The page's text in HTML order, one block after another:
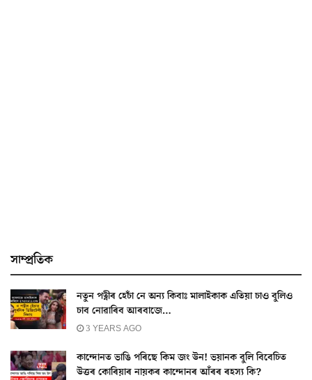
সাম্প্ৰতিক
নতুন পত্নীৰ হেচাঁ নে অন্য কিবাঃ মালাইকাক এতিয়া চাও বুলিও
চাব নোৱাৰিব আৰবাজে…
3 YEARS AGO
কান্দোনত ভাঙি পৰিছে কিম জং উন! ভয়ানক বুলি বিবেচিত
উত্তৰ কোৰিয়াৰ নায়কৰ কান্দোনৰ আঁৰৰ ৰহস্য কি?